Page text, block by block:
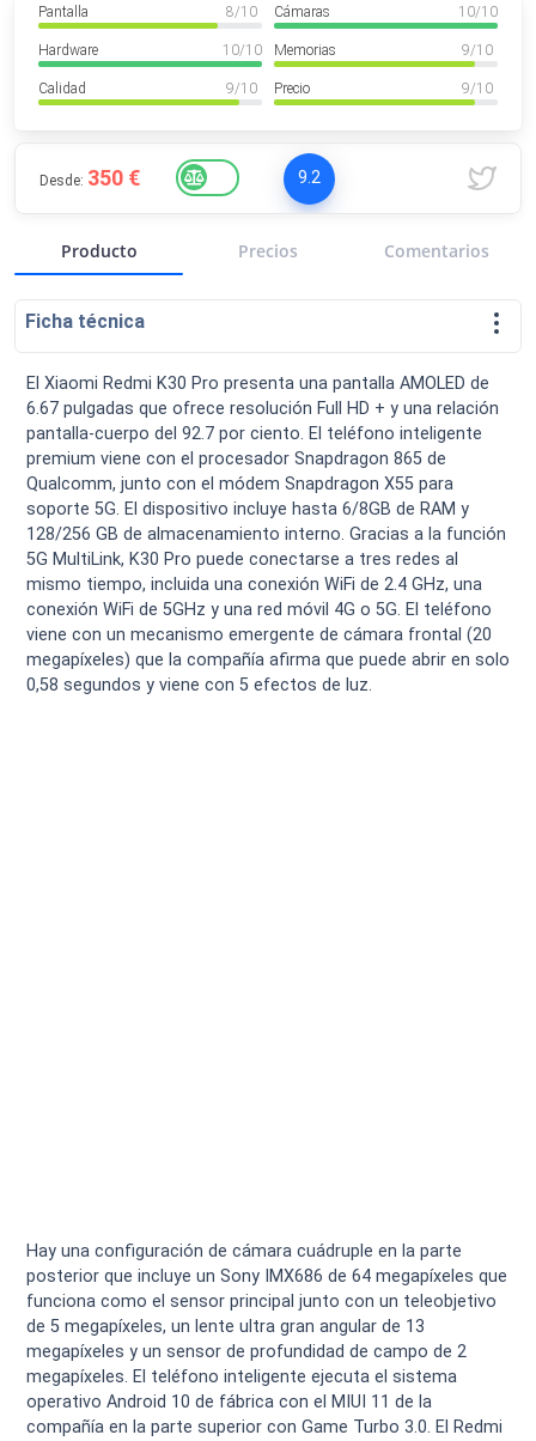
Luchinen
Uruguay
Hola me gustaría saber Si el celula...
VER MÁS
Pantalla 8/ 10 Cámaras 10/ 10
Hardware 10/ 10 Memorias 9/ 10
Calidad 9/ 10 Precio 9/ 10
Desde: 350 € 9.2
Producto Precios Comentarios
Ficha técnica
El Xiaomi Redmi K30 Pro presenta una pantalla AMOLED de
6.67 pulgadas que ofrece resolución Full HD + y una relación
pantalla-cuerpo del 92.7 por ciento. El teléfono inteligente
premium viene con el procesador Snapdragon 865 de
Qualcomm, junto con el módem Snapdragon X55 para
soporte 5G. El dispositivo incluye hasta 6/8GB de RAM y
128/256 GB de almacenamiento interno. Gracias a la función
5G MultiLink, K30 Pro puede conectarse a tres redes al
mismo tiempo, incluida una conexión WiFi de 2.4 GHz, una
conexión WiFi de 5GHz y una red móvil 4G o 5G. El teléfono
viene con un mecanismo emergente de cámara frontal (20
megapíxeles) que la compañía afirma que puede abrir en solo
0,58 segundos y viene con 5 efectos de luz.
Hay una configuración de cámara cuádruple en la parte
posterior que incluye un Sony IMX686 de 64 megapíxeles que
funciona como el sensor principal junto con un teleobjetivo
de 5 megapíxeles, un lente ultra gran angular de 13
megapíxeles y un sensor de profundidad de campo de 2
megapíxeles. El teléfono inteligente ejecuta el sistema
operativo Android 10 de fábrica con el MIUI 11 de la
compañía en la parte superior con Game Turbo 3.0. El Redmi
Descargas Comparativas
Operadores Eventos Comparador